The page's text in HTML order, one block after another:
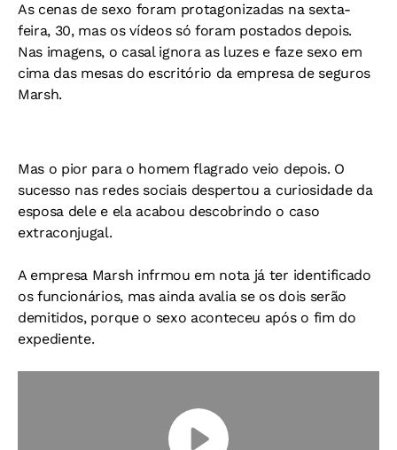
As cenas de sexo foram protagonizadas na sexta-
feira, 30, mas os vídeos só foram postados depois.
Nas imagens, o casal ignora as luzes e faze sexo em
cima das mesas do escritório da empresa de seguros
Marsh.
Mas o pior para o homem flagrado veio depois. O
sucesso nas redes sociais despertou a curiosidade da
esposa dele e ela acabou descobrindo o caso
extraconjugal.
A empresa Marsh infrmou em nota já ter identificado
os funcionários, mas ainda avalia se os dois serão
demitidos, porque o sexo aconteceu após o fim do
expediente.